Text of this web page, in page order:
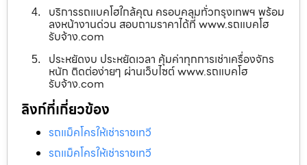
บริการรถแบคโฮใกล้คุณ ครอบคลุมทั่วกรุงเทพฯ พร้อม
ลงหน้างานด่วน สอบถามราคาได้ที่ www.รถแบคโฮ
รับจ้าง.com
ประหยัดงบ ประหยัดเวลา คุ้มค่าทุกการเช่าเครื่องจักร
หนัก ติดต่อง่ายๆ ผ่านเว็บไซต์ www.รถแบคโฮ
รับจ้าง.com
ลิงก์ที่เกี่ยวข้อง
รถแม็คโครให้เช่าราชเทวี
รถแม็คโครให้เช่าราชเทวี